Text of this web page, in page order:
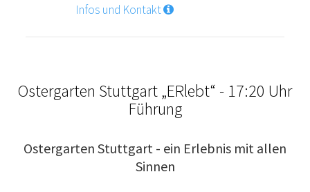
Infos und Kontakt
Ostergarten Stuttgart „ERlebt“ - 17:20 Uhr
Führung
Ostergarten Stuttgart - ein Erlebnis mit allen
Sinnen